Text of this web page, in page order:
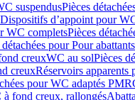
suspendusPièces
Dispositifs d’appoint pour
WC completsPièces
détachées pour Pour
creuxWC au solPièces
creuxRéservoirs apparents
pour WC adaptés PMR
à fond creux, rallongés